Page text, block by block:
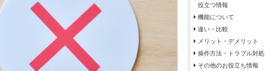
役立つ情報
機能について
違い・比較
メリット・デメリット
操作方法・トラブル対処
その他のお役立ち情報